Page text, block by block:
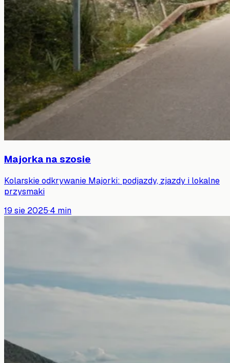
Majorka na szosie
Kolarskie odkrywanie Majorki: podjazdy, zjazdy i lokalne
przysmaki
19 sie 2025·4 min